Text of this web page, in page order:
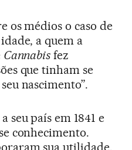
os médios o caso de
a quem a
Cannabis fez
que tinham se
nascimento”.
seu país em 1841 e
conhecimento.
sua utilidade,